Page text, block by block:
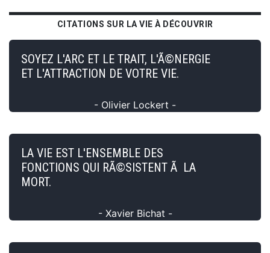
CITATIONS SUR LA VIE À DÉCOUVRIR
SOYEZ L'ARC ET LE TRAIT, L'Ã©NERGIE
ET L'ATTRACTION DE VOTRE VIE.
- Olivier Lockert -
LA VIE EST L'ENSEMBLE DES
FONCTIONS QUI RÃ©SISTENT Ã LA
MORT.
- Xavier Bichat -